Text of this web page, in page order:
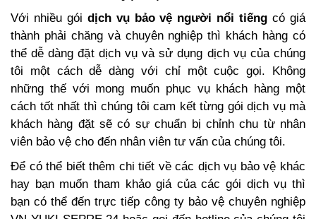
Với nhiều gói dịch vụ bảo vệ người nổi tiếng có giá
thành phải chăng và chuyên nghiệp thì khách hàng có
thể dễ dàng đặt dịch vụ và sử dụng dịch vụ của chúng
tôi một cách dễ dàng với chỉ một cuộc gọi. Không
những thế với mong muốn phục vụ khách hàng một
cách tốt nhất thì chúng tôi cam kết từng gói dịch vụ mà
khách hàng đặt sẽ có sự chuẩn bị chỉnh chu từ nhân
viên bảo vệ cho đến nhân viên tư vấn của chúng tôi.
Để có thể biết thêm chi tiết về các dịch vụ bảo vệ khác
hay bạn muốn tham khảo giá của các gói dịch vụ thì
bạn có thể đến trực tiếp công ty bảo vệ chuyên nghiệp